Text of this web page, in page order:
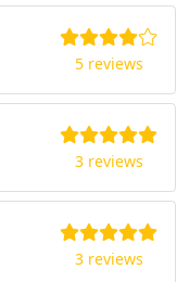
5 reviews
3 reviews
3 reviews